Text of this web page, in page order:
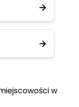
w